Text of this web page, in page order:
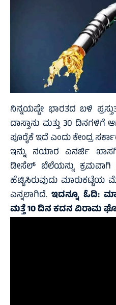
ನಿನ್ನಯಷ್ಟೇ ಭಾರತದ ಬಳಿ
ದಾಸ್ತಾನು ಮತ್ತು 30
ಪೂರೈಕೆ ಇದೆ ಎಂದು ಕೇಂದ್ರ
ಇನ್ನು ನಯಾರ ಎನರ್ಜಿ
ಡೀಸೆಲ್ ಬೆಲೆಯನ್ನು ಕ್ರಮವಾಗಿ
ಹೆಚ್ಚಿಸಿರುವುದು ಮಾರುಕಟ್ಟೆಯ
ಎನ್ನಲಾಗಿದೆ.ಇದನ್ನೂ ಓದಿ:
ಮತ್ತೆ 10 ದಿನ ಕದನ ವಿರಾಮ